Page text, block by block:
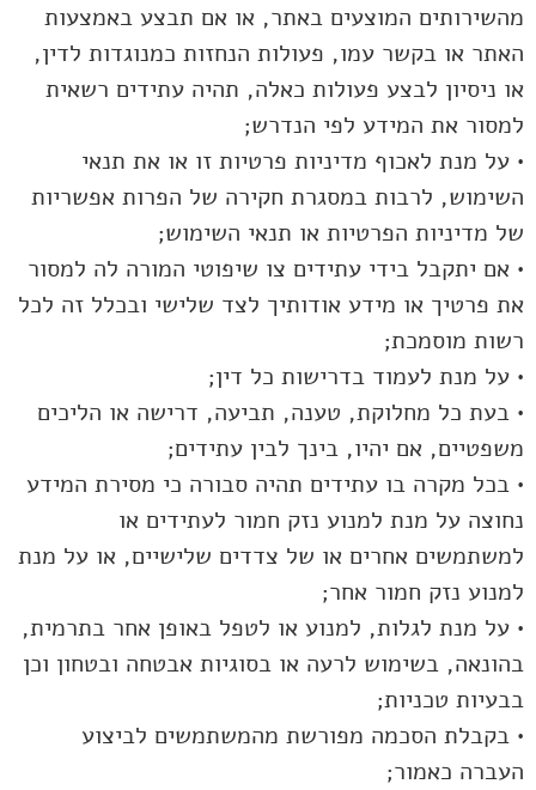
מהשירותים המוצעים באתר, או אם תבצע באמצעות
האתר או בקשר עמו, פעולות הנחזות כמנוגדות לדין,
או ניסיון לבצע פעולות כאלה, תהיה עתידים רשאית
למסור את המידע לפי הנדרש;
• על מנת לאכוף מדיניות פרטיות זו או את תנאי
השימוש, לרבות במסגרת חקירה של הפרות אפשריות
של מדיניות הפרטיות או תנאי השימוש;
• אם יתקבל בידי עתידים צו שיפוטי המורה לה למסור
את פרטיך או מידע אודותיך לצד שלישי ובכלל זה לכל
רשות מוסמכת;
• על מנת לעמוד בדרישות כל דין;
• בעת כל מחלוקת, טענה, תביעה, דרישה או הליכים
משפטיים, אם יהיו, בינך לבין עתידים;
• בכל מקרה בו עתידים תהיה סבורה כי מסירת המידע
נחוצה על מנת למנוע נזק חמור לעתידים או
למשתמשים אחרים או של צדדים שלישיים, או על מנת
למנוע נזק חמור אחר;
• על מנת לגלות, למנוע או לטפל באופן אחר בתרמית,
בהונאה, בשימוש לרעה או בסוגיות אבטחה ובטחון וכן
בבעיות טכניות;
• בקבלת הסכמה מפורשת מהמשתמשים לביצוע
העברה כאמור;